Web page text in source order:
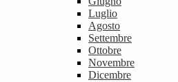
Luglio
Agosto
Settembre
Ottobre
Novembre
Dicembre